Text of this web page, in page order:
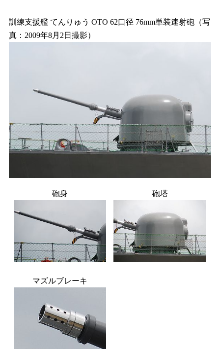
訓練支援艦 てんりゅう OTO 62口径 76mm単装速射砲（写
真：2009年8月2日撮影）
砲身 砲塔
マズルブレーキ